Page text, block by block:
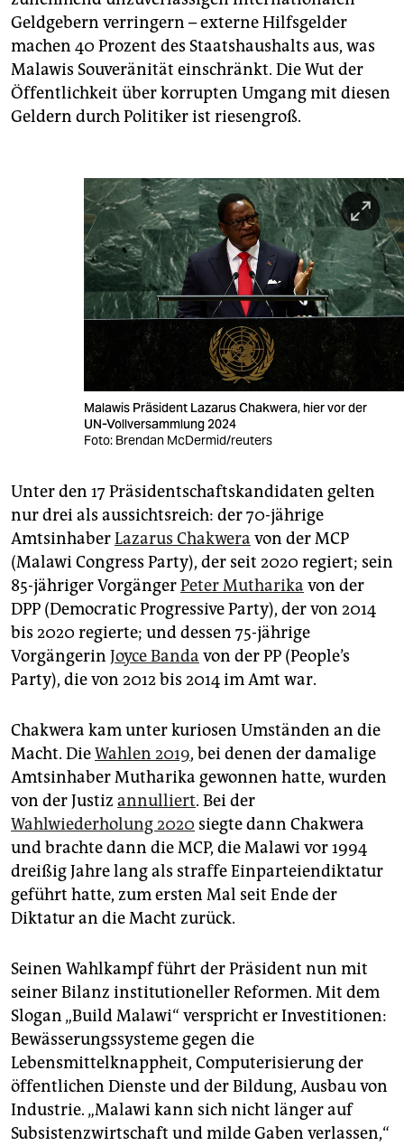
Geldgebern verringern – externe Hilfsgelder
machen 40 Prozent des Staatshaushalts aus, was
Malawis Souveränität einschränkt. Die Wut der
Öffentlichkeit über korrupten Umgang mit diesen
Geldern durch Politiker ist riesengroß.
Malawis Präsident Lazarus Chakwera, hier vor der
UN-Vollversammlung 2024
Foto: Brendan McDermid/reuters
Unter den 17 Präsidentschaftskandidaten gelten
nur drei als aussichtsreich: der 70-jährige
AmtsinhaberLazarus Chakwera von der MCP
(Malawi Congress Party), der seit 2020 regiert; sein
85-jähriger VorgängerPeter Mutharika von der
DPP (Democratic Progressive Party), der von 2014
bis 2020 regierte; und dessen 75-jährige
Vorgängerin Joyce Banda von der PP (People’s
Party), die von 2012 bis 2014 im Amt war.
Chakwera kam unter kuriosen Umständen an die
Macht. DieWahlen 2019, bei denen der damalige
Amtsinhaber Mutharika gewonnen hatte, wurden
von der Justiz annulliert. Bei der
Wahlwiederholung 2020 siegte dann Chakwera
und brachte dann die MCP, die Malawi vor 1994
dreißig Jahre lang als straffe Einparteiendiktatur
geführt hatte, zum ersten Mal seit Ende der
Diktatur an die Macht zurück.
Seinen Wahlkampf führt der Präsident nun mit
seiner Bilanz institutioneller Reformen. Mit dem
Slogan „Build Malawi“ verspricht er Investitionen:
Bewässerungssysteme gegen die
Lebensmittelknappheit, Computerisierung der
öffentlichen Dienste und der Bildung, Ausbau von
Industrie. „Malawi kann sich nicht länger auf
Subsistenzwirtschaft und milde Gaben verlassen,“